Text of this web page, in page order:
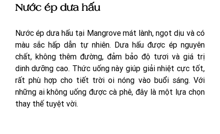
Nước ép dưa hấu
Nước ép dưa hấu tại Mangrove mát lành, ngọt dịu và có
màu sắc hấp dẫn tự nhiên. Dưa hấu được ép nguyên
chất, không thêm đường, đảm bảo độ tươi và giá trị
dinh dưỡng cao. Thức uống này giúp giải nhiệt cực tốt,
rất phù hợp cho tiết trời oi nóng vào buổi sáng. Với
những ai không uống được cà phê, đây là một lựa chọn
thay thế tuyệt vời.